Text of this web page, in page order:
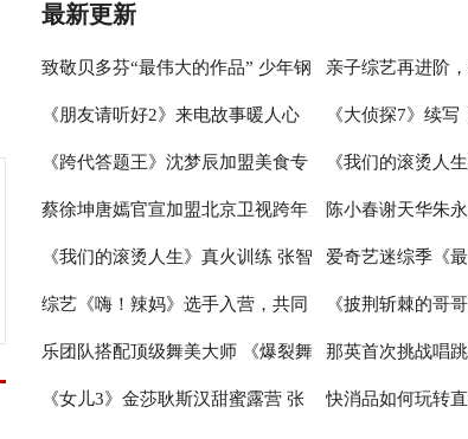
最新更新
致敬贝多芬“最伟大的作品” 少年钢
琴家林秉宽 首演音乐会圆满成功
亲子综艺再进阶
吧，妈妈请回答
《朋友请听好2》来电故事暖人心
何炅讲述学霸爱情故事超浪漫
《大侦探7》续
列 何炅张若昀邓
睛
《跨代答题王》沈梦辰加盟美食专
辑，杨迪称现在喝奶茶如同喝粥
《我们的滚烫人
唱歌 张云龙展示
蔡徐坤唐嫣官宣加盟北京卫视跨年
冰雪盛典，冰雪舞台绽放青春风采
陈小春谢天华朱
聚，《大湾仔的
场
《我们的滚烫人生》真火训练 张智
霖挑战体能极限
爱奇艺迷综季《
中 谜题烧脑剧情
网友深思
综艺《嗨！辣妈》选手入营，共同
见证“新时代女性”的初级绽放
《披荆斩棘的哥
战新舞台 尹正半
满
乐团队搭配顶级舞美大师 《爆裂舞
台》把专业打在公屏上
那英首次挑战唱
被打低分受挫落泪
《女儿3》金莎耿斯汉甜蜜露营 张 快消品如何玩转